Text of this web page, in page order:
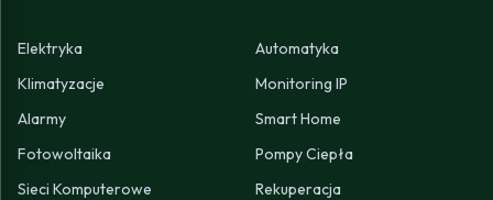
Elektryka
Automatyka
Klimatyzacje
Monitoring IP
Alarmy
Smart Home
Fotowoltaika
Pompy Ciepła
Sieci Komputerowe
Rekuperacja